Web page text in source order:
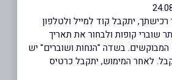
יתקבל קוד למייל ולטלפון
שוברי קופות ולבחור את תאריך
בשדה "הנחות ושוברים" יש
לאחר המימוש, יתקבל כרטיס